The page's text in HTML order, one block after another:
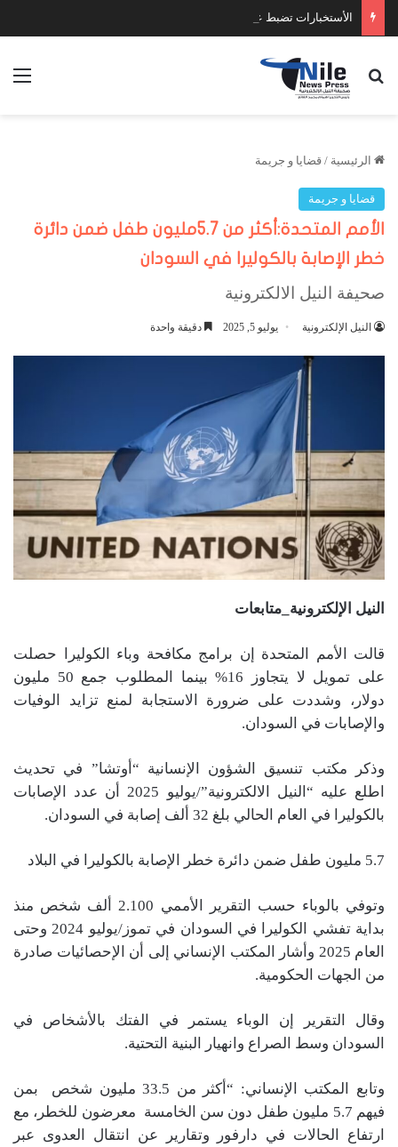
الأستخبارات تضبط عدد كبير من السلاح والمخدرات
بحث عن
الرئيسية / قضايا و جريمة
قضايا و جريمة
الأمم المتحدة:أكثر من 5.7مليون طفل ضمن دائرة
خطر الإصابة بالكوليرا في السودان
صحيفة النيل الالكترونية
النيل الإلكترونية يوليو 5, 2025 دقيقة واحدة
النيل الإلكترونية_متابعات
قالت الأمم المتحدة إن برامج مكافحة وباء الكوليرا حصلت
على تمويل لا يتجاوز 16% بينما المطلوب جمع 50 مليون
دولار، وشددت على ضرورة الاستجابة لمنع تزايد الوفيات
والإصابات في السودان.
وذكر مكتب تنسيق الشؤون الإنسانية “أوتشا” في تحديث
اطلع عليه “النيل الالكترونية”/يوليو 2025 أن عدد الإصابات
بالكوليرا في العام الحالي بلغ 32 ألف إصابة في السودان.
5.7 مليون طفل ضمن دائرة خطر الإصابة بالكوليرا في البلاد
وتوفي بالوباء حسب التقرير الأممي 2.100 ألف شخص منذ
بداية تفشي الكوليرا في السودان في تموز/يوليو 2024 وحتى
العام 2025 وأشار المكتب الإنساني إلى أن الإحصائيات صادرة
من الجهات الحكومية.
وقال التقرير إن الوباء يستمر في الفتك بالأشخاص في
السودان وسط الصراع وانهيار البنية التحتية.
وتابع المكتب الإنساني: “أكثر من 33.5 مليون شخص بمن
فيهم 5.7 مليون طفل دون سن الخامسة معرضون للخطر، مع
ارتفاع الحالات في دارفور وتقارير عن انتقال العدوى عبر